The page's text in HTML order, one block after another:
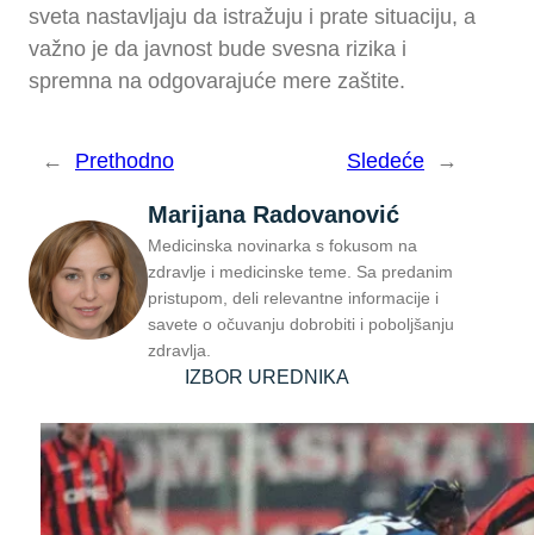
sveta nastavljaju da istražuju i prate situaciju, a
važno je da javnost bude svesna rizika i
spremna na odgovarajuće mere zaštite.
← Prethodno Sledeće →
Marijana Radovanović
Medicinska novinarka s fokusom na
zdravlje i medicinske teme. Sa predanim
pristupom, deli relevantne informacije i
savete o očuvanju dobrobiti i poboljšanju
zdravlja.
IZBOR UREDNIKA